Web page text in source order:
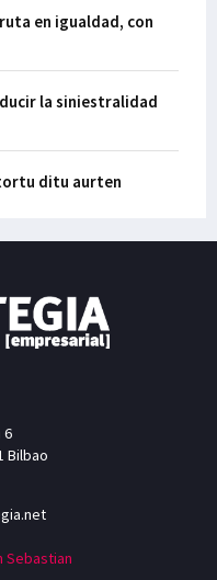
en igualdad, con
la siniestralidad
ditu aurten
6
Bilbao
Sebastian